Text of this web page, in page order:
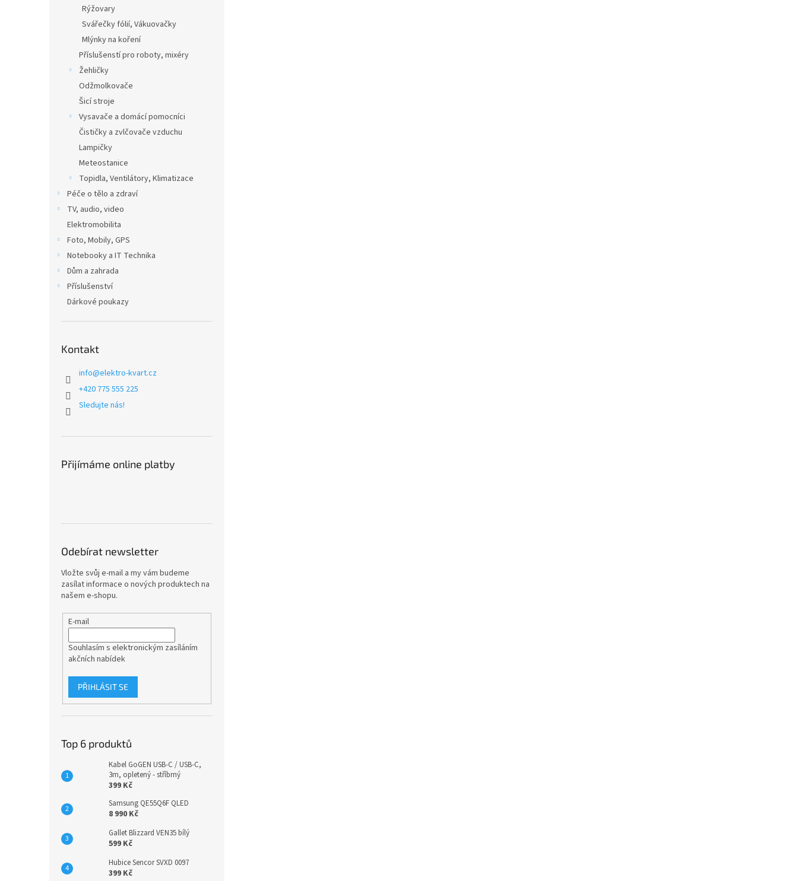
Rýžovary
Svářečky fólií, Vákuovačky
Mlýnky na koření
Příslušenstí pro roboty, mixéry
Žehličky
Odžmolkovače
Šicí stroje
Vysavače a domácí pomocníci
Čističky a zvlčovače vzduchu
Lampičky
Meteostanice
Topidla, Ventilátory, Klimatizace
Péče o tělo a zdraví
TV, audio, video
Elektromobilita
Foto, Mobily, GPS
Notebooky a IT Technika
Dům a zahrada
Příslušenství
Dárkové poukazy
Kontakt
info@elektro-kvart.cz
+420 775 555 225
Sledujte nás!
Přijímáme online platby
Odebírat newsletter
Vložte svůj e-mail a my vám budeme
zasílat informace o nových produktech na
našem e-shopu.
E-mail
Souhlasím s elektronickým zasíláním
akčních nabídek
PŘIHLÁSIT SE
Top 6 produktů
Kabel GoGEN USB-C / USB-C,
3m, opletený - stříbrný
399 Kč
Samsung QE55Q6F QLED
8 990 Kč
Gallet Blizzard VEN35 bílý
599 Kč
Hubice Sencor SVXD 0097
399 Kč